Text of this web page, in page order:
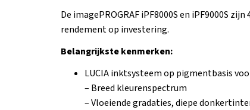
De imagePROGRAF iPF8000S en iPF9000S
rendement op investering.
Belangrijkste kenmerken:
LUCIA inktsysteem op pigmentbasis
– Breed kleurenspectrum
– Vloeiende gradaties, diepe